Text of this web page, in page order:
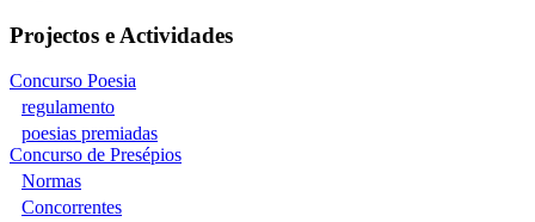
Projectos e Actividades
Concurso Poesia
regulamento
poesias premiadas
Concurso de Presépios
Normas
Concorrentes